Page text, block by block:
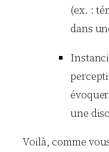
(ex. :
dans
une
Voilà, comme